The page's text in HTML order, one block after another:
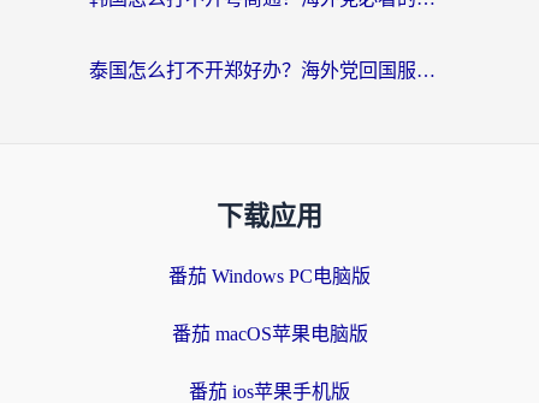
泰国怎么打不开郑好办？海外党回国服务+影音追剧全搞定的实用指南
下载应用
番茄 Windows PC电脑版
番茄 macOS苹果电脑版
番茄 ios苹果手机版